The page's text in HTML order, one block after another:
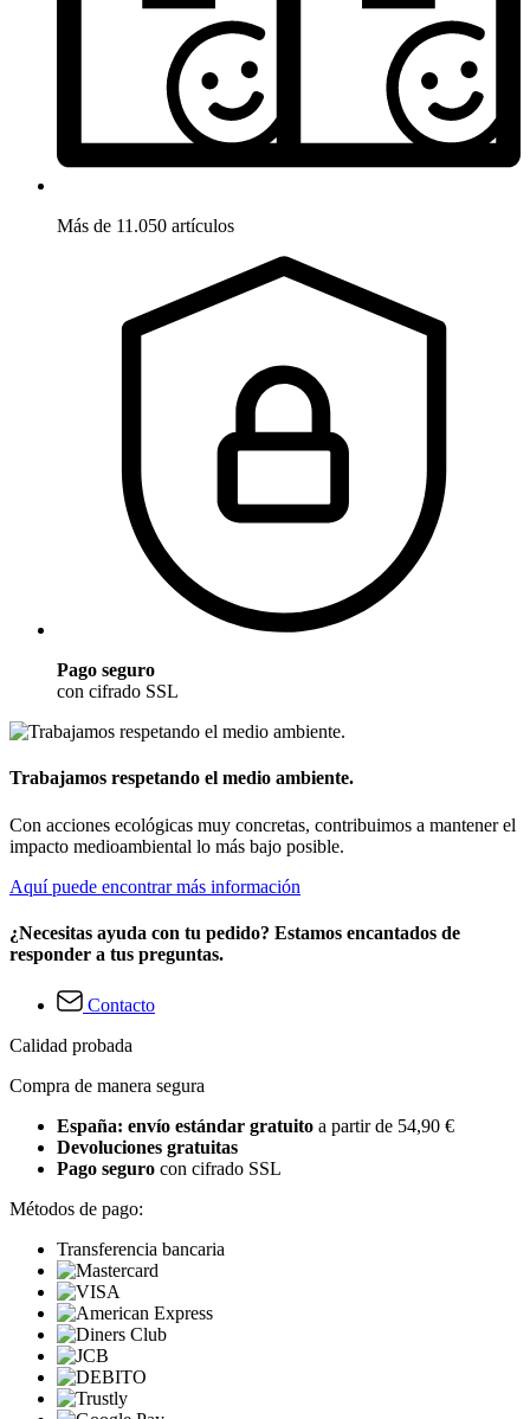
Más de 11.050 artículos
Pago seguro
con cifrado SSL
Trabajamos respetando el medio ambiente.
Con acciones ecológicas muy concretas, contribuimos a mantener el
impacto medioambiental lo más bajo posible.
Aquí puede encontrar más información
¿Necesitas ayuda con tu pedido? Estamos encantados de
responder a tus preguntas.
Contacto
Calidad probada
Compra de manera segura
España: envío estándar gratuito a partir de 54,90 €
Devoluciones gratuitas
Pago seguro con cifrado SSL
Métodos de pago:
Transferencia bancaria